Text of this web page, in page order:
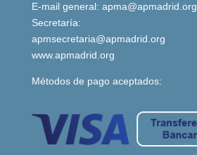
E-mail general: apma@apmadrid.org
Secretaría:
apmsecretaria@apmadrid.org
www.apmadrid.org
Métodos de pago aceptados: